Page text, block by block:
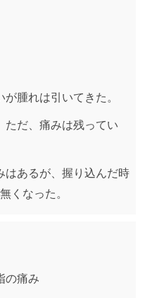
腫れは引いてきた。
ただ、痛みは残ってい
はあるが、握り込んだ時
くなった。
の痛み